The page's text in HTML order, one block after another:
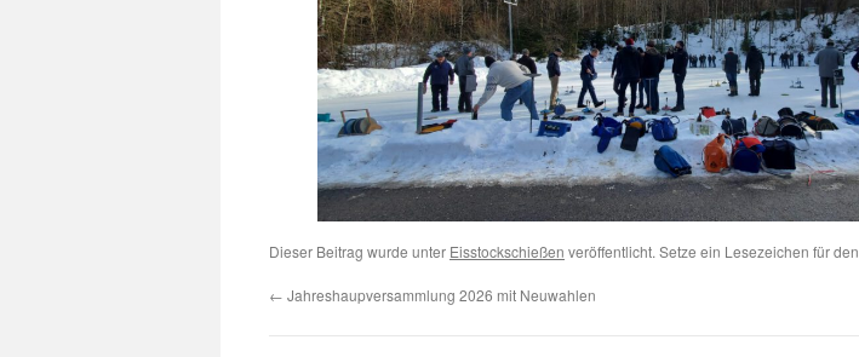
Dieser Beitrag wurde unter Eisstockschießen veröffentlicht. Setze ein Lesezeichen für den
← Jahreshaupversammlung 2026 mit Neuwahlen